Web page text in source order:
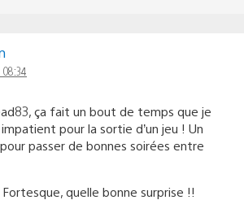
ça fait un bout de temps que je
impatient pour la sortie d’un jeu ! Un
passer de bonnes soirées entre
quelle bonne surprise !!